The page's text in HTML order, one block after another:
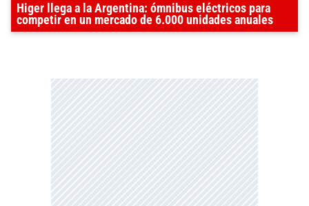
Higer llega a la Argentina: ómnibus eléctricos para
competir en un mercado de 6.000 unidades anuales